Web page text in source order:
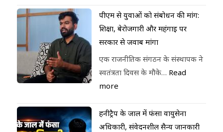
पीएम से युवाओं को संबोधन की मांग:
शिक्षा, बेरोजगारी और महंगाई पर
सरकार से जवाब मांगा
एक राजनीतिक संगठन के संस्थापक ने
स्वतंत्रता दिवस के मौके… Read
more
हनीट्रैप के जाल में फंसा वायुसेना
अधिकारी, संवेदनशील सैन्य जानकारी